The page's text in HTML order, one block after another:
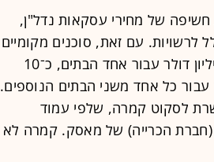
של מחירי עסקאות נדל"ן,
לרשויות. עם זאת, סוכנים מקומיים
מעריכים כי בין 2022 ל־2025 מאסק שילם כ־8 מיליון דולר עבור אחד הבתים, כ־10
נוסף ויותר מ־15 מיליון דולר עבור כל אחד משני הבתים הנוספים.
לסקוט קמרה, שלפי עמוד
הלינקדאין שלו עבד בעבר ב־Boring Company (חברת הכרייה) של מאסק. קמרה לא